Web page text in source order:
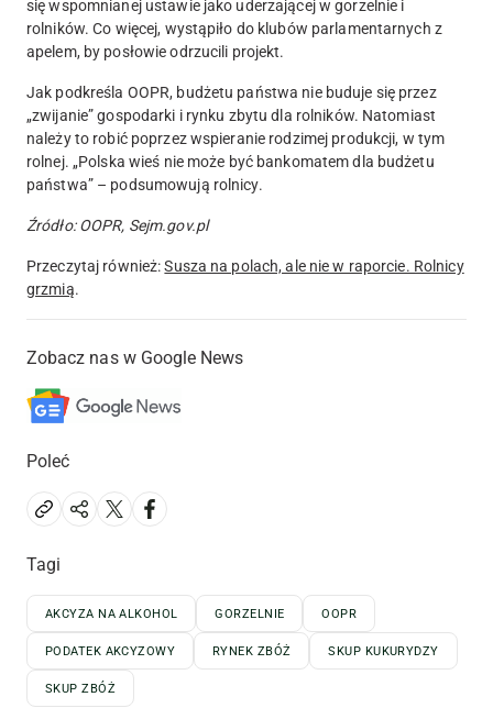
się wspomnianej ustawie jako uderzającej w gorzelnie i
rolników. Co więcej, wystąpiło do klubów parlamentarnych z
apelem, by posłowie odrzucili projekt.
Jak podkreśla OOPR, budżetu państwa nie buduje się przez
„zwijanie” gospodarki i rynku zbytu dla rolników. Natomiast
należy to robić poprzez wspieranie rodzimej produkcji, w tym
rolnej. „Polska wieś nie może być bankomatem dla budżetu
państwa” – podsumowują rolnicy.
Źródło: OOPR, Sejm.gov.pl
Przeczytaj również:Susza na polach, ale nie w raporcie. Rolnicy
grzmią.
Zobacz nas w Google News
Poleć
Tagi
AKCYZA NA ALKOHOL GORZELNIE OOPR
PODATEK AKCYZOWY RYNEK ZBÓŻ SKUP KUKURYDZY
SKUP ZBÓŻ